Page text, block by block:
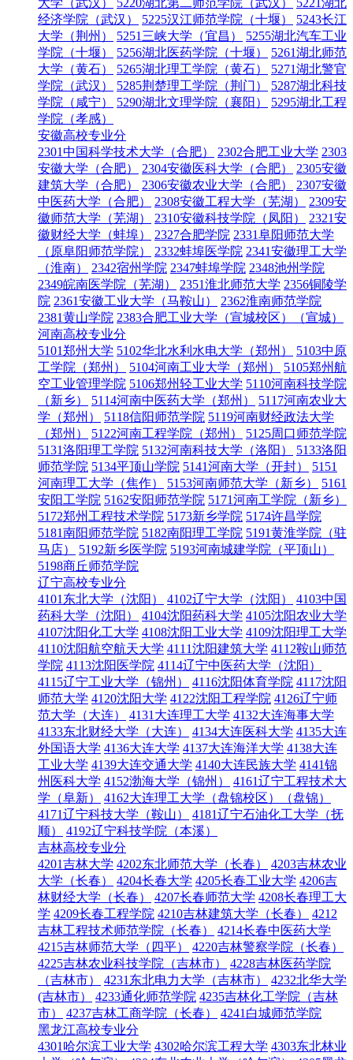
经济学院（武汉）
5225汉江师范学院（十堰）
5243长江
大学（荆州）
5251三峡大学（宜昌）
5255湖北汽车工业
学院（十堰）
5256湖北医药学院（十堰）
5261湖北师范
大学（黄石）
5265湖北理工学院（黄石）
5271湖北警官
学院（武汉）
5285荆楚理工学院（荆门）
5287湖北科技
学院（咸宁）
5290湖北文理学院（襄阳）
5295湖北工程
学院（孝感）
安徽高校专业分
2301中国科学技术大学（合肥）
2302合肥工业大学 2303
安徽大学（合肥）
2304安徽医科大学（合肥）
2305安徽
建筑大学（合肥）
2306安徽农业大学（合肥）
2307安徽
中医药大学（合肥）
2308安徽工程大学（芜湖）
2309安
徽师范大学（芜湖）
2310安徽科技学院（凤阳）
2321安
徽财经大学（蚌埠）
2327合肥学院 2331阜阳师范大学
（原阜阳师范学院）
2332蚌埠医学院 2341安徽理工大学
（淮南）
2342宿州学院 2347蚌埠学院 2348池州学院
2349皖南医学院（芜湖）
2351淮北师范大学 2356铜陵学
院 2361安徽工业大学（马鞍山）
2362淮南师范学院
2381黄山学院 2383合肥工业大学（宣城校区）（宣城）
河南高校专业分
5101郑州大学 5102华北水利水电大学（郑州）
5103中原
工学院（郑州）
5104河南工业大学（郑州）
5105郑州航
空工业管理学院 5106郑州轻工业大学 5110河南科技学院
（新乡）
5114河南中医药大学（郑州）
5117河南农业大
学（郑州）
5118信阳师范学院 5119河南财经政法大学
（郑州）
5122河南工程学院（郑州）
5125周口师范学院
5131洛阳理工学院 5132河南科技大学（洛阳）
5133洛阳
师范学院 5134平顶山学院 5141河南大学（开封）
5151
河南理工大学（焦作）
5153河南师范大学（新乡）
5161
安阳工学院 5162安阳师范学院 5171河南工学院（新乡）
5172郑州工程技术学院 5173新乡学院 5174许昌学院
5181南阳师范学院 5182南阳理工学院 5191黄淮学院（驻
马店）
5192新乡医学院 5193河南城建学院（平顶山）
5198商丘师范学院
辽宁高校专业分
4101东北大学（沈阳）
4102辽宁大学（沈阳）
4103中国
药科大学（沈阳）
4104沈阳药科大学 4105沈阳农业大学
4107沈阳化工大学 4108沈阳工业大学 4109沈阳理工大学
4110沈阳航空航天大学 4111沈阳建筑大学 4112鞍山师范
学院 4113沈阳医学院 4114辽宁中医药大学（沈阳）
4115辽宁工业大学（锦州）
4116沈阳体育学院 4117沈阳
师范大学 4120沈阳大学 4122沈阳工程学院 4126辽宁师
范大学（大连）
4131大连理工大学 4132大连海事大学
4133东北财经大学（大连）
4134大连医科大学 4135大连
外国语大学 4136大连大学 4137大连海洋大学 4138大连
工业大学 4139大连交通大学 4140大连民族大学 4141锦
州医科大学 4152渤海大学（锦州）
4161辽宁工程技术大
学（阜新）
4162大连理工大学（盘锦校区）（盘锦）
4171辽宁科技大学（鞍山）
4181辽宁石油化工大学（抚
顺）
4192辽宁科技学院（本溪）
吉林高校专业分
4201吉林大学 4202东北师范大学（长春）
4203吉林农业
大学（长春）
4204长春大学 4205长春工业大学 4206吉
林财经大学（长春）
4207长春师范大学 4208长春理工大
学 4209长春工程学院 4210吉林建筑大学（长春）
4212
吉林工程技术师范学院（长春）
4214长春中医药大学
4215吉林师范大学（四平）
4220吉林警察学院（长春）
4225吉林农业科技学院（吉林市）
4228吉林医药学院
（吉林市）
4231东北电力大学（吉林市）
4232北华大学
(吉林市）
4233通化师范学院 4235吉林化工学院（吉林
市）
4237吉林工商学院（长春）
4241白城师范学院
黑龙江高校专业分
4301哈尔滨工业大学 4302哈尔滨工程大学 4303东北林业